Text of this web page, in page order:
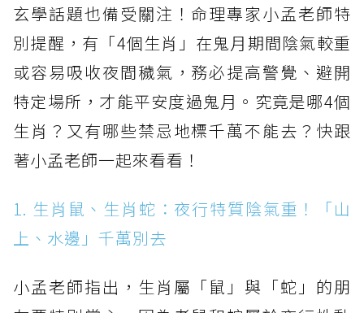
玄學話題也備受關注！命理專家小孟老師特
別提醒，有「4個生肖」在鬼月期間陰氣較重
或容易吸收夜間穢氣，務必提高警覺、避開
特定場所，才能平安度過鬼月。究竟是哪4個
生肖？又有哪些禁忌地標千萬不能去？快跟
著小孟老師一起來看看！
1. 生肖鼠、生肖蛇：夜行特質陰氣重！「山
上、水邊」千萬別去
小孟老師指出，生肖屬「鼠」與「蛇」的朋